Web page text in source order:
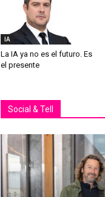
IA
La IA ya no es el futuro. Es
el presente
Social & Tell